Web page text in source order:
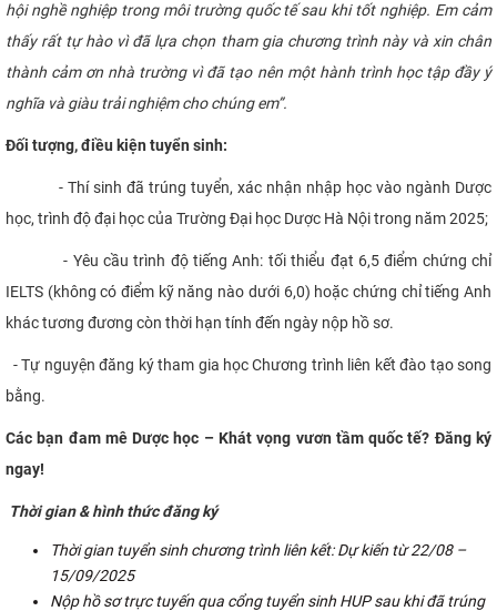
hội nghề nghiệp trong môi trường quốc tế sau khi tốt nghiệp. Em cảm
thấy rất tự hào vì đã lựa chọn tham gia chương trình này và xin chân
thành cảm ơn nhà trường vì đã tạo nên một hành trình học tập đầy ý
nghĩa và giàu trải nghiệm cho chúng em”.
Đối tượng, điều kiện tuyển sinh:
- Thí sinh đã trúng tuyển, xác nhận nhập học vào ngành Dược
học, trình độ đại học của Trường Đại học Dược Hà Nội trong năm 2025;
- Yêu cầu trình độ tiếng Anh: tối thiểu đạt 6,5 điểm chứng chỉ
IELTS (không có điểm kỹ năng nào dưới 6,0) hoặc chứng chỉ tiếng Anh
khác tương đương còn thời hạn tính đến ngày nộp hồ sơ.
- Tự nguyện đăng ký tham gia học Chương trình liên kết đào tạo song
bằng.
Các bạn đam mê Dược học – Khát vọng vươn tầm quốc tế? Đăng ký
ngay!
Thời gian & hình thức đăng ký
Thời gian tuyển sinh chương trình liên kết: Dự kiến từ 22/08 –
15/09/2025
Nộp hồ sơ trực tuyến qua cổng tuyển sinh HUP sau khi đã trúng